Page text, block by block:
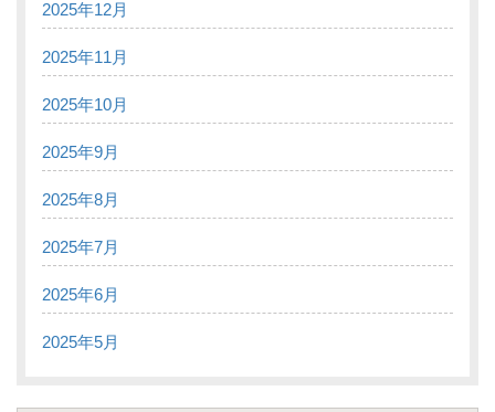
2025年12月
2025年11月
2025年10月
2025年9月
2025年8月
2025年7月
2025年6月
2025年5月